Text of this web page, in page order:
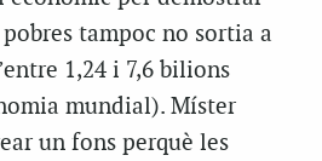
tampoc no sortia a
1,24 i 7,6 bilions
mundial). Míster
un fons perquè les